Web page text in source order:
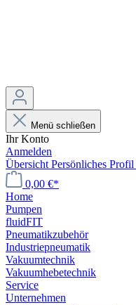
Menü schließen
Ihr Konto
Anmelden
Übersicht Persönliches Profil
0,00 €*
Home
Pumpen
fluidFIT
Pneumatikzubehör
Industriepneumatik
Vakuumtechnik
Vakuumhebetechnik
Service
Unternehmen